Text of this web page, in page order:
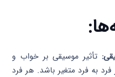
تأثیر موسیقی بر خواب و
به فرد متغیر باشد. هر فرد